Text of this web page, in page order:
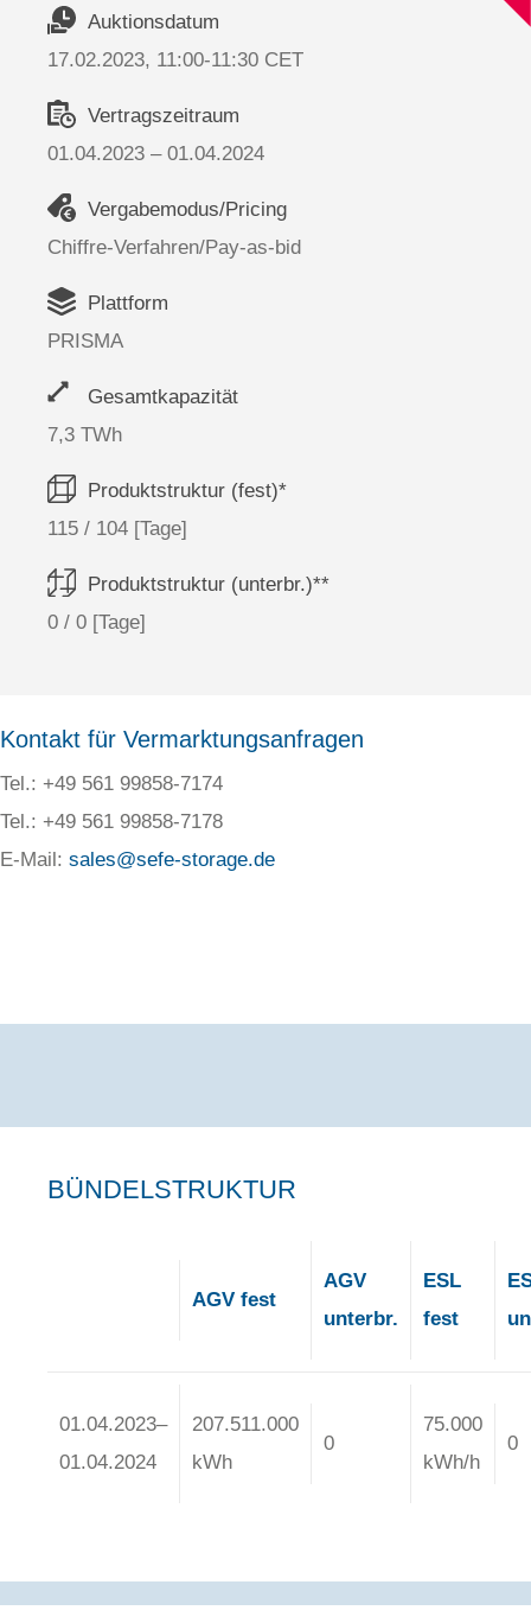
Auktionsdatum
17.02.2023, 11:00-11:30 CET
Vertragszeitraum
01.04.2023 – 01.04.2024
Vergabemodus/Pricing
Chiffre-Verfahren/Pay-as-bid
Plattform
PRISMA
Gesamtkapazität
7,3 TWh
Produktstruktur (fest)*
115 / 104 [Tage]
Produktstruktur (unterbr.)**
0 / 0 [Tage]
Kontakt für Vermarktungsanfragen
Tel.: +49 561 99858-7174
Tel.: +49 561 99858-7178
E-Mail: sales@sefe-storage.de
BÜNDELSTRUKTUR
AGV fest
AGV
unterbr.
ESL
fest
01.04.2023–
01.04.2024
207.511.000
kWh
0
75.000
kWh/h
0